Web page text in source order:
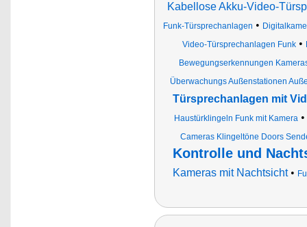
Kabellose Akku-Video-
Funk-Türsprechanlagen •
Video-Türsprechanlagen Funk •
Bewegungserkennungen
Überwachungs Außenstationen
Türsprechanlagen mit
Haustürklingeln Funk mit Kamera •
Cameras Klingeltöne Doors
Kontrolle und
Kameras mit Nachtsicht•